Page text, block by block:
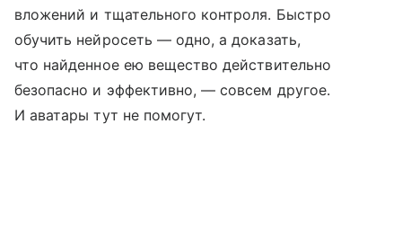
вложений и тщательного контроля. Быстро
обучить нейросеть — одно, а доказать,
что найденное ею вещество действительно
безопасно и эффективно, — совсем другое.
И аватары тут не помогут.